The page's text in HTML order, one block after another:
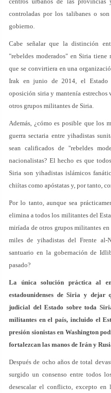
controladas por los talibanes o
gobierno.
Cabe señalar que la distinción
"rebeldes moderados" en Siria
que se convirtiera en una
Irak en junio de 2014, el Estado
oposición siria y mantenía
otros grupos militantes de Siria.
Además, ¿cómo es posible que los
guerra sectaria entre yihadistas
sean calificados de "rebeldes
nacionalistas? El hecho es que
Siria son yihadistas islámicos
chiítas como apóstatas y, por tanto,
Por lo tanto, aunque sea
elimina a todos los militantes del
miríada de otros grupos militantes
miles de yihadistas del Frente al-
santuario en la gobernación de
pasado?
La única solución práctica al
estadounidenses de Siria y dejar
judicial del Estado sobre toda
militantes en el país, incluido el
presión sionistas en Washington
fortalezcan las manos de Irán y
Después de ocho años de total
surgido un consenso entre todos
desescalar el conflicto, excepto